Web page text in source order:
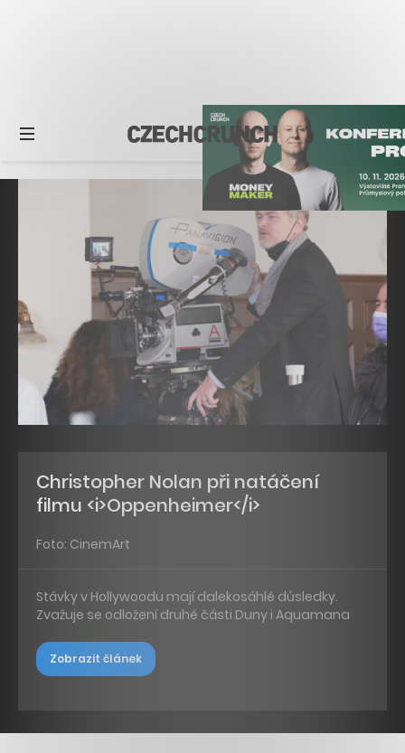
Christopher Nolan při natáčení
filmu <i>Oppenheimer</i>
Foto: CinemArt
Stávky v Hollywoodu mají dalekosáhlé důsledky.
Zvažuje se odložení druhé části Duny i Aquamana
Zobrazit článek